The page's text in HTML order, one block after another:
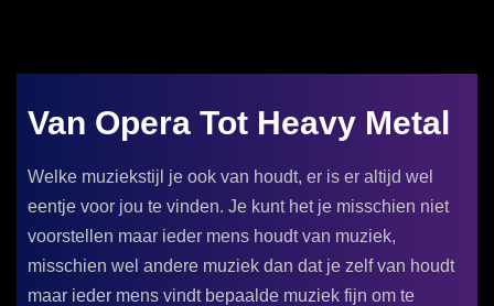
Van Opera Tot Heavy Metal
Welke muziekstijl je ook van houdt, er is er altijd wel
eentje voor jou te vinden. Je kunt het je misschien niet
voorstellen maar ieder mens houdt van muziek,
misschien wel andere muziek dan dat je zelf van houdt
maar ieder mens vindt bepaalde muziek fijn om te